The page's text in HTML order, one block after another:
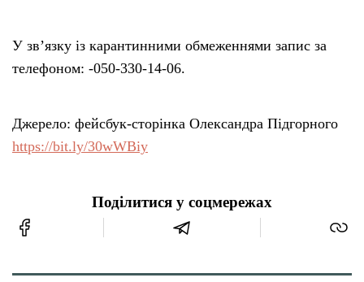
У зв’язку із карантинними обмеженнями запис за
телефоном: -050-330-14-06.
Джерело: фейсбук-сторінка Олександра Підгорного
https://bit.ly/30wWBiy
Поділитися у соцмережах